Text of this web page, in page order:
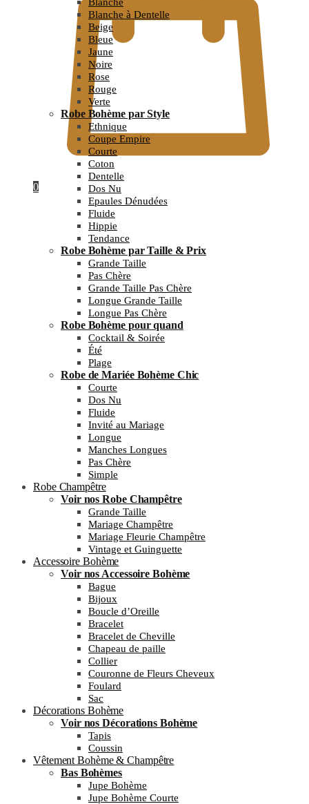
0
Blanche à Dentelle
Beige
Bleue
Jaune
Noire
Rose
Rouge
Verte
Robe Bohème par Style
Ethnique
Coupe Empire
Courte
Coton
Dentelle
Dos Nu
Epaules Dénudées
Fluide
Hippie
Tendance
Robe Bohème par Taille & Prix
Grande Taille
Pas Chère
Grande Taille Pas Chère
Longue Grande Taille
Longue Pas Chère
Robe Bohème pour quand
Cocktail & Soirée
Été
Plage
Robe de Mariée Bohème Chic
Courte
Dos Nu
Fluide
Invité au Mariage
Longue
Manches Longues
Pas Chère
Simple
Robe Champêtre
Voir nos Robe Champêtre
Grande Taille
Mariage Champêtre
Mariage Fleurie Champêtre
Vintage et Guinguette
Accessoire Bohème
Voir nos Accessoire Bohème
Bague
Bijoux
Boucle d’Oreille
Bracelet
Bracelet de Cheville
Chapeau de paille
Collier
Couronne de Fleurs Cheveux
Foulard
Sac
Décorations Bohème
Voir nos Décorations Bohème
Tapis
Coussin
Vêtement Bohème & Champêtre
Bas Bohèmes
Jupe Bohème
Jupe Bohème Courte